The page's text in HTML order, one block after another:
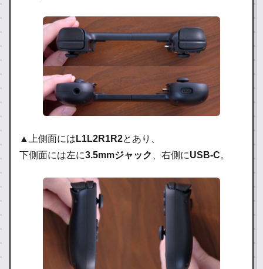
▲上側面には L1L2R1R2とあり、
下側面には左に3.5mmジャック 、右側にUSB-C。